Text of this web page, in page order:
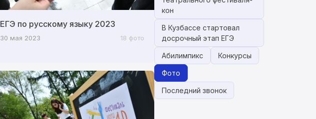
ЕГЭ по русскому языку 2023
30 мая 2023 18 фото
кон
В Кузбассе стартовал
досрочный этап ЕГЭ
Абилимпикс Конкурсы
Фото
Последний звонок